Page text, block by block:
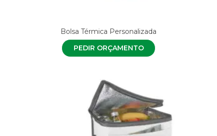
Bolsa Térmica Personalizada
PEDIR ORÇAMENTO